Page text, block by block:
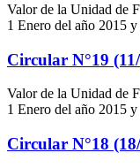
Valor de la Unidad de
1 Enero del año 2015
Circular N°19
Valor de la Unidad de
1 Enero del año 2015
Circular N°18